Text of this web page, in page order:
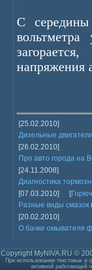
С
вольтметра
напряжения
[25.02.2010]
Дизельные
[26.02.2010]
Про авто города на
[24.11.2008]
Диагностика
[07.03.2010]
[
Разные виды смазок
[20.02.2010]
О бачке омывателя
Copyright MyNIVA.RU ©
При использовании текстовых и
активной работающей